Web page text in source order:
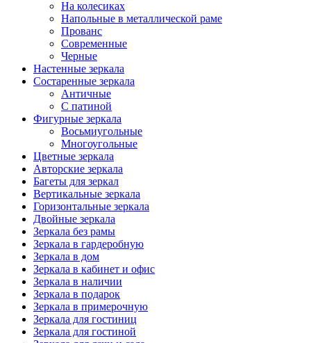
На колесиках
Напольные в металлической раме
Прованс
Современные
Черные
Настенные зеркала
Состаренные зеркала
Античные
С патиной
Фигурные зеркала
Восьмиугольные
Многоугольные
Цветные зеркала
Авторские зеркала
Багеты для зеркал
Вертикальные зеркала
Горизонтальные зеркала
Двойные зеркала
Зеркала без рамы
Зеркала в гардеробную
Зеркала в дом
Зеркала в кабинет и офис
Зеркала в наличии
Зеркала в подарок
Зеркала в примерочную
Зеркала для гостиниц
Зеркала для гостиной